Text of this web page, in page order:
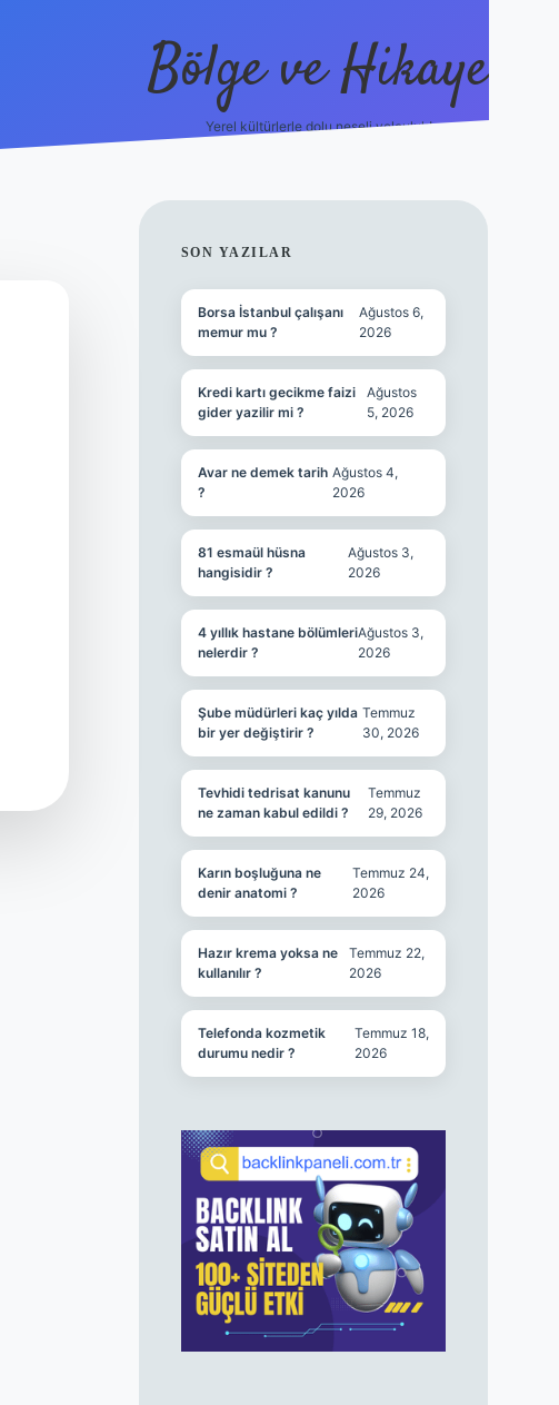
Bölge ve Hikaye
Yerel kültürlerle dolu neşeli yolculuk!
SIDEBAR
SON YAZILAR
Borsa İstanbul çalışanı
memur mu ?
Ağustos 6,
2026
Kredi kartı gecikme faizi
gider yazilir mi ?
Ağustos
5, 2026
Avar ne demek tarih
?
Ağustos 4,
2026
81 esmaül hüsna
hangisidir ?
Ağustos 3,
2026
4 yıllık hastane bölümleri
nelerdir ?
Ağustos 3,
2026
Şube müdürleri kaç yılda
bir yer değiştirir ?
Temmuz
30, 2026
Tevhidi tedrisat kanunu
ne zaman kabul edildi ?
Temmuz
29, 2026
Karın boşluğuna ne
denir anatomi ?
Temmuz 24,
2026
Hazır krema yoksa ne
kullanılır ?
Temmuz 22,
2026
Telefonda kozmetik
durumu nedir ?
Temmuz 18,
2026
grand